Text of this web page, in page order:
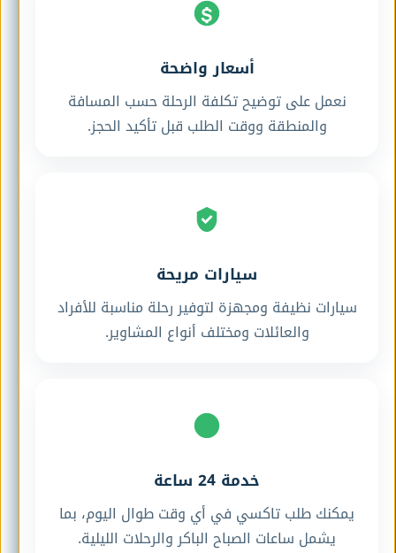
أسعار واضحة
نعمل على توضيح تكلفة الرحلة حسب المسافة
والمنطقة ووقت الطلب قبل تأكيد الحجز.
سيارات مريحة
سيارات نظيفة ومجهزة لتوفير رحلة مناسبة للأفراد
والعائلات ومختلف أنواع المشاوير.
خدمة 24 ساعة
يمكنك طلب تاكسي في أي وقت طوال اليوم، بما
يشمل ساعات الصباح الباكر والرحلات الليلية.